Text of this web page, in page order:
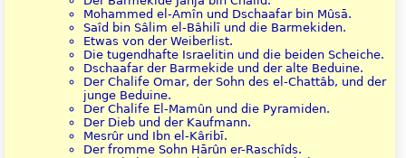
Mohammed el-Amîn und Dschaafar bin Mûsā.
Saîd bin Sâlim el-Bâhilī und die Barmekiden.
Etwas von der Weiberlist.
Die tugendhafte Israelitin und die beiden Scheiche.
Dschaafar der Barmekide und der alte Beduine.
Der Chalife Omar, der Sohn des el-Chattâb, und der
junge Beduine.
Der Chalife El-Mamûn und die Pyramiden.
Der Dieb und der Kaufmann.
Mesrûr und Ibn el-Kâribī.
Der fromme Sohn Hārûn er-Raschîds.